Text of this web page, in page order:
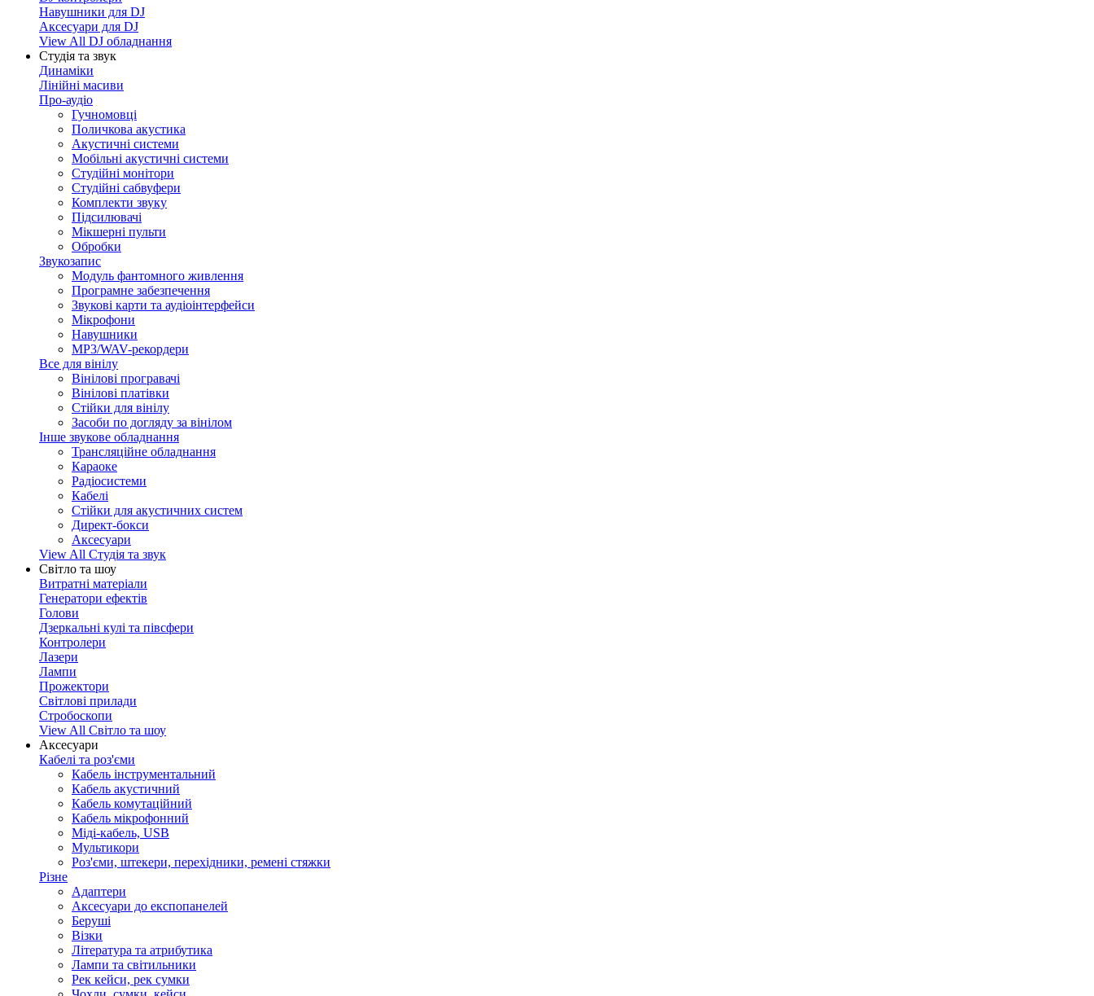
Навушники для DJ
Аксесуари для DJ
View All DJ обладнання
Студія та звук
Динаміки
Лінійні масиви
Про-аудіо
Гучномовці
Поличкова акустика
Акустичні системи
Мобільні акустичні системи
Студійні монітори
Студійні сабвуфери
Комплекти звуку
Підсилювачі
Мікшерні пульти
Обробки
Звукозапис
Модуль фантомного живлення
Програмне забезпечення
Звукові карти та аудіоінтерфейси
Мікрофони
Навушники
MP3/WAV-рекордери
Все для вінілу
Вінілові програвачі
Вінілові платівки
Стійки для вінілу
Засоби по догляду за вінілом
Інше звукове обладнання
Трансляційне обладнання
Караоке
Радіосистеми
Кабелі
Стійки для акустичних систем
Директ-бокси
Аксесуари
View All Студія та звук
Світло та шоу
Витратні матеріали
Генератори ефектів
Голови
Дзеркальні кулі та півсфери
Контролери
Лазери
Лампи
Прожектори
Світлові прилади
Стробоскопи
View All Світло та шоу
Аксесуари
Кабелі та роз'єми
Кабель інструментальний
Кабель акустичний
Кабель комутаційний
Кабель мікрофонний
Міді-кабель, USB
Мультикори
Роз'єми, штекери, перехідники, ремені стяжки
Різне
Адаптери
Аксесуари до експопанелей
Беруші
Візки
Література та атрибутика
Лампи та світильники
Рек кейси, рек сумки